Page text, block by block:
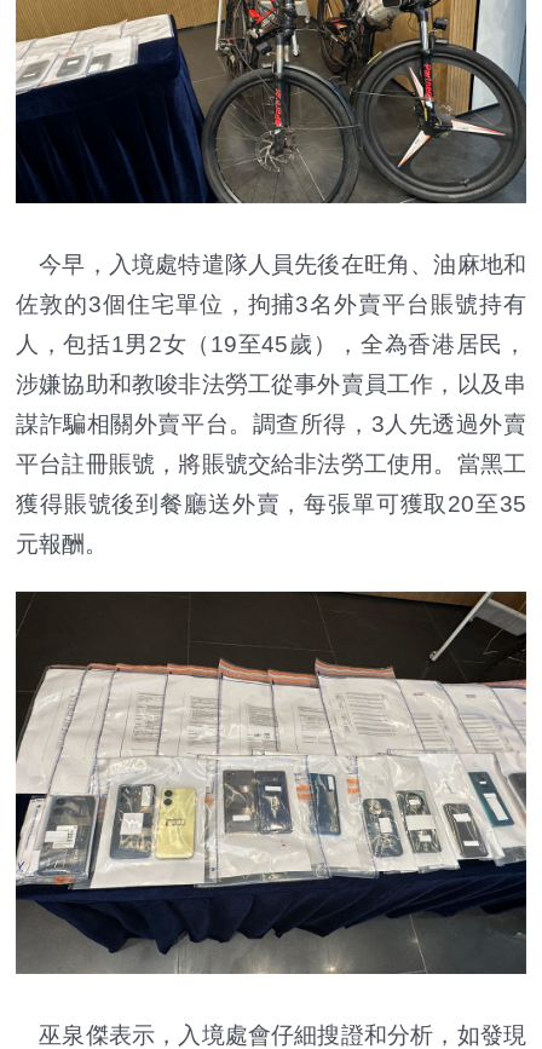
今早，入境處特遣隊人員先後在旺角、油麻地和
佐敦的3個住宅單位，拘捕3名外賣平台賬號持有
人，包括1男2女（19至45歲），全為香港居民，
涉嫌協助和教唆非法勞工從事外賣員工作，以及串
謀詐騙相關外賣平台。調查所得，3人先透過外賣
平台註冊賬號，將賬號交給非法勞工使用。當黑工
獲得賬號後到餐廳送外賣，每張單可獲取20至35
元報酬。
巫泉傑表示，入境處會仔細搜證和分析，如發現